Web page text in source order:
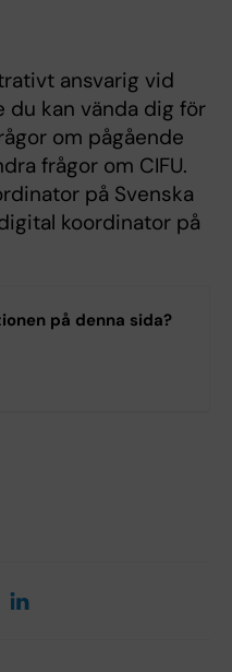
ansvarig vid
du kan vända dig för
om pågående
frågor om CIFU.
på Svenska
koordinator på
på denna sida?